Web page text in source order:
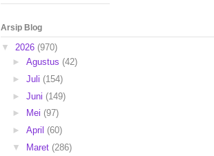
Arsip Blog
▼ 2026 (970)
► Agustus (42)
► Juli (154)
► Juni (149)
►
Mei (97)
► April (60)
▼
Maret (286)